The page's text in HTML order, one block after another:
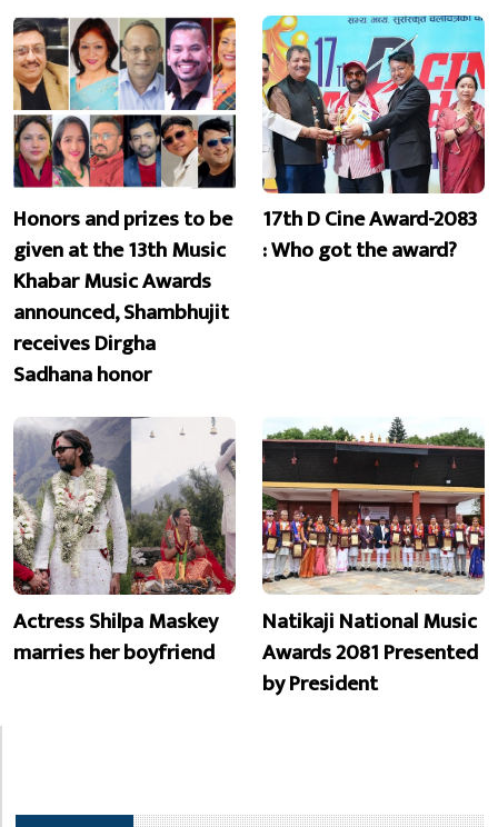
Honors and prizes to be
given at the 13th Music
Khabar Music Awards
announced, Shambhujit
receives Dirgha
Sadhana honor
17th D Cine Award-2083
: Who got the award?
Actress Shilpa Maskey
marries her boyfriend
Natikaji National Music
Awards 2081 Presented
by President